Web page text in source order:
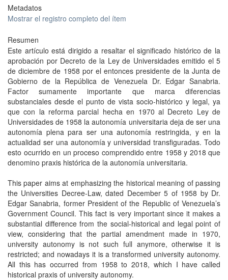
Metadatos
Mostrar el registro completo del ítem
Resumen
Este artículo está dirigido a resaltar el significado histórico de la
aprobación por Decreto de la Ley de Universidades emitido el 5
de diciembre de 1958 por el entonces presidente de la Junta de
Gobierno de la República de Venezuela Dr. Edgar Sanabria.
Factor sumamente importante que marca diferencias
substanciales desde el punto de vista socio-histórico y legal, ya
que con la reforma parcial hecha en 1970 al Decreto Ley de
Universidades de 1958 la autonomía universitaria deja de ser una
autonomía plena para ser una autonomía restringida, y en la
actualidad ser una autonomía y universidad transfiguradas. Todo
esto ocurrido en un proceso comprendido entre 1958 y 2018 que
denomino praxis histórica de la autonomía universitaria.
This paper aims at emphasizing the historical meaning of passing
the Universities Decree-Law, dated December 5 of 1958 by Dr.
Edgar Sanabria, former President of the Republic of Venezuela’s
Government Council. This fact is very important since it makes a
substantial difference from the social-historical and legal point of
view, considering that the partial amendment made in 1970,
university autonomy is not such full anymore, otherwise it is
restricted; and nowadays it is a transformed university autonomy.
All this has occurred from 1958 to 2018, which I have called
historical praxis of university autonomy.